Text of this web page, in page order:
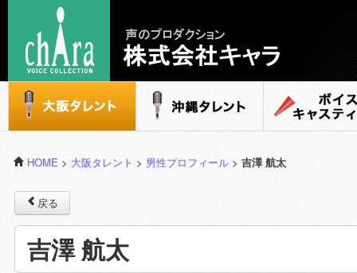
声のプロダクション - 株式会社キャラ
大阪タレント 沖縄タレント ボイスキャステ
HOME > 大阪タレント > 男性プロフィール > 吉澤 航太
戻る
吉澤 航太